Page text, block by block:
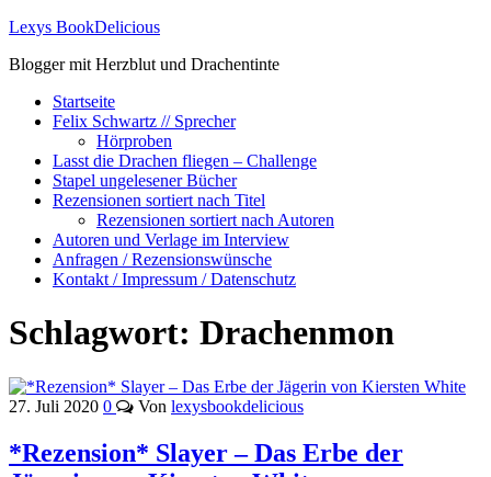
Lexys BookDelicious
Blogger mit Herzblut und Drachentinte
Startseite
Felix Schwartz // Sprecher
Hörproben
Lasst die Drachen fliegen – Challenge
Stapel ungelesener Bücher
Rezensionen sortiert nach Titel
Rezensionen sortiert nach Autoren
Autoren und Verlage im Interview
Anfragen / Rezensionswünsche
Kontakt / Impressum / Datenschutz
Schlagwort: Drachenmon
27. Juli 2020 0 Von lexysbookdelicious
*Rezension* Slayer – Das Erbe der